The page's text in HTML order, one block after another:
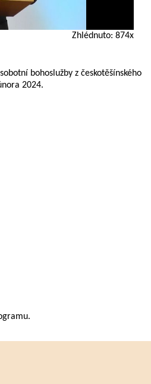
Zhlédnuto: 874x
bohoslužby z českotěšínského
2024.